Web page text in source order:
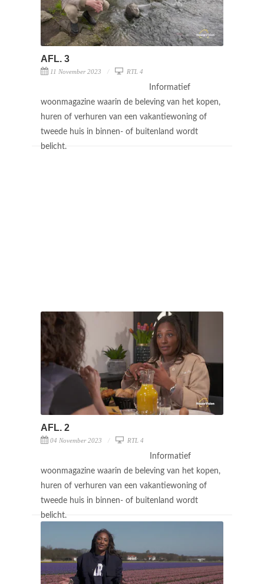
AFL. 3
11 November 2023 RTL 4
Informatief
woonmagazine waarin de beleving van het kopen,
huren of verhuren van een vakantiewoning of
tweede huis in binnen- of buitenland wordt
belicht.
AFL. 2
04 November 2023 RTL 4
Informatief
woonmagazine waarin de beleving van het kopen,
huren of verhuren van een vakantiewoning of
tweede huis in binnen- of buitenland wordt
belicht.